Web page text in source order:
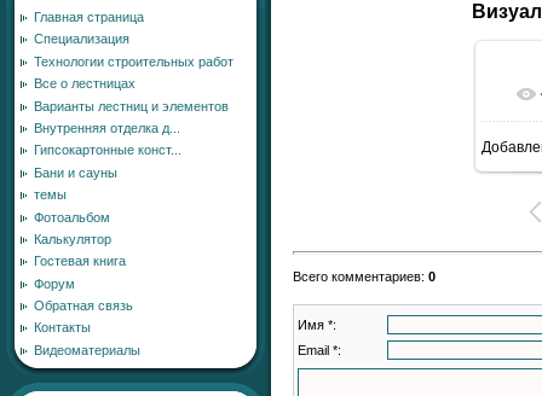
Главная страница
Специализация
Технологии строительных работ
Все о лестницах
Варианты лестниц и элементов
Внутренняя отделка д...
Гипсокартонные конст...
Бани и сауны
темы
Фотоальбом
Калькулятор
Гостевая книга
Форум
Обратная связь
Контакты
Видеоматериалы
Всего комментариев: 0
Имя *:
Email *: